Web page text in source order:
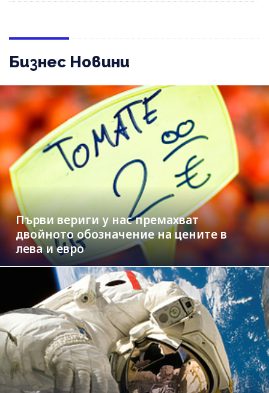
Бизнес Новини
Първи вериги у нас премахват
двойното обозначение на цените в
лева и евро